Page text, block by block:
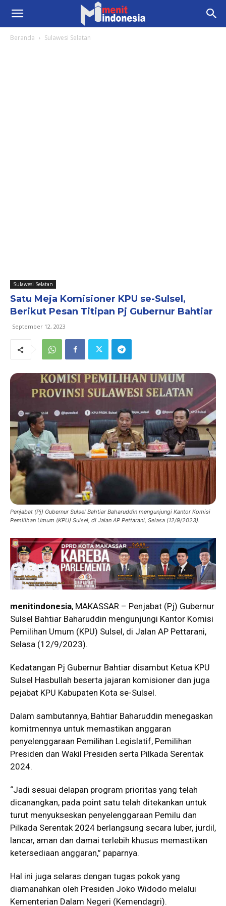
Beranda Sulawesi Selatan
Sulawesi Selatan
Satu Meja Komisioner KPU se-Sulsel,
Berikut Pesan Titipan Pj Gubernur Bahtiar
September 12, 2023
Penjabat (Pj) Gubernur Sulsel Bahtiar Baharuddin mengunjungi Kantor Komisi
Pemilihan Umum (KPU) Sulsel, di Jalan AP Pettarani, Selasa (12/9/2023).
menitindonesia, MAKASSAR – Penjabat (Pj) Gubernur
Sulsel Bahtiar Baharuddin mengunjungi Kantor Komisi
Pemilihan Umum (KPU) Sulsel, di Jalan AP Pettarani,
Selasa (12/9/2023).
Kedatangan Pj Gubernur Bahtiar disambut Ketua KPU
Sulsel Hasbullah beserta jajaran komisioner dan juga
pejabat KPU Kabupaten Kota se-Sulsel.
Dalam sambutannya, Bahtiar Baharuddin menegaskan
komitmennya untuk memastikan anggaran
penyelenggaraan Pemilihan Legislatif, Pemilihan
Presiden dan Wakil Presiden serta Pilkada Serentak
2024.
“Jadi sesuai delapan program prioritas yang telah
dicanangkan, pada point satu telah ditekankan untuk
turut menyukseskan penyelenggaraan Pemilu dan
Pilkada Serentak 2024 berlangsung secara luber, jurdil,
lancar, aman dan damai terlebih khusus memastikan
ketersediaan anggaran,” paparnya.
Hal ini juga selaras dengan tugas pokok yang
diamanahkan oleh Presiden Joko Widodo melalui
Kementerian Dalam Negeri (Kemendagri).